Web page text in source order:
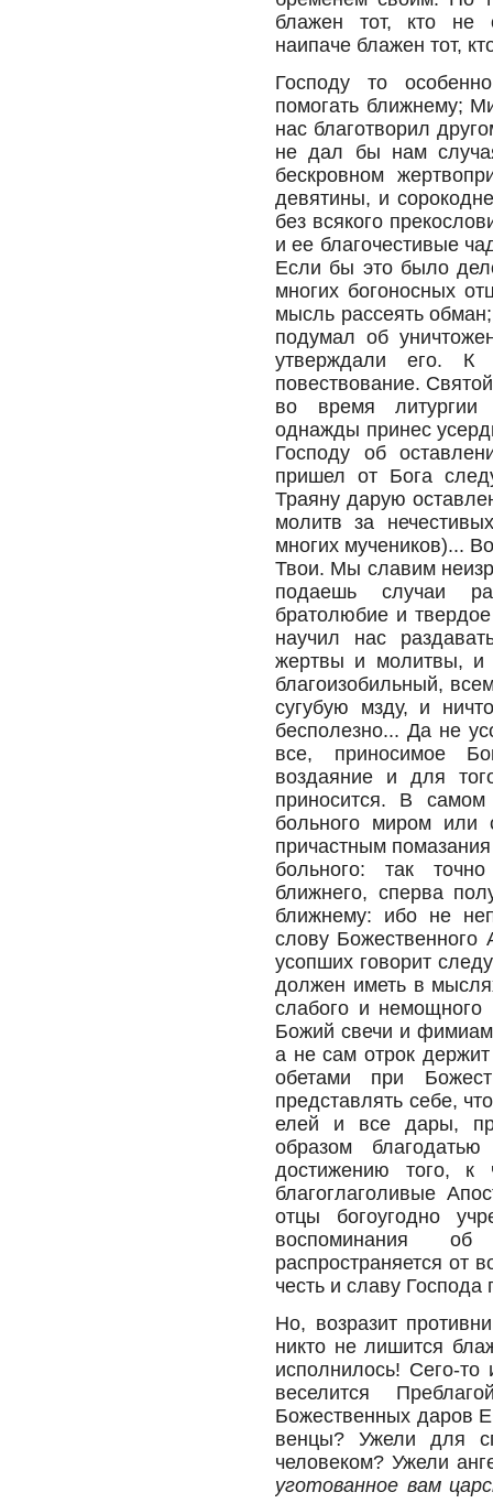
блажен тот, кто не
наипаче блажен тот,
Господу то
помогать ближнему;
нас благотворил
не дал бы нам
бескровном
девятины, и
без всякого
и ее благочестивые
Если бы это было
многих богоносных
мысль рассеять
подумал об
утверждали его. К
повествование.
во время литургии
однажды принес
Господу об
пришел от Бога
Траяну дарую
молитв за
многих мучеников)...
Твои. Мы славим
подаешь случаи
братолюбие и
научил нас
жертвы и молитвы,
благоизобильный,
сугубую мзду, и
бесполезно... Да не
все, приносимое
воздаяние и для
приносится. В самом
больного миром или
причастным
больного: так
ближнего, сперва
ближнему: ибо не
слову
усопших говорит
должен иметь в
слабого и
Божий свечи и фимиам
а не сам отрок
обетами при
представлять себе,
елей и все дары,
образом
достижению того,
благоглаголивые
отцы богоугодно
воспоминания
распространяется от
честь и славу
Но, возразит
никто не лишится
исполнилось! Сего-
веселится
Божественных даров
венцы? Ужели для
человеком? Ужели
уготованное вам